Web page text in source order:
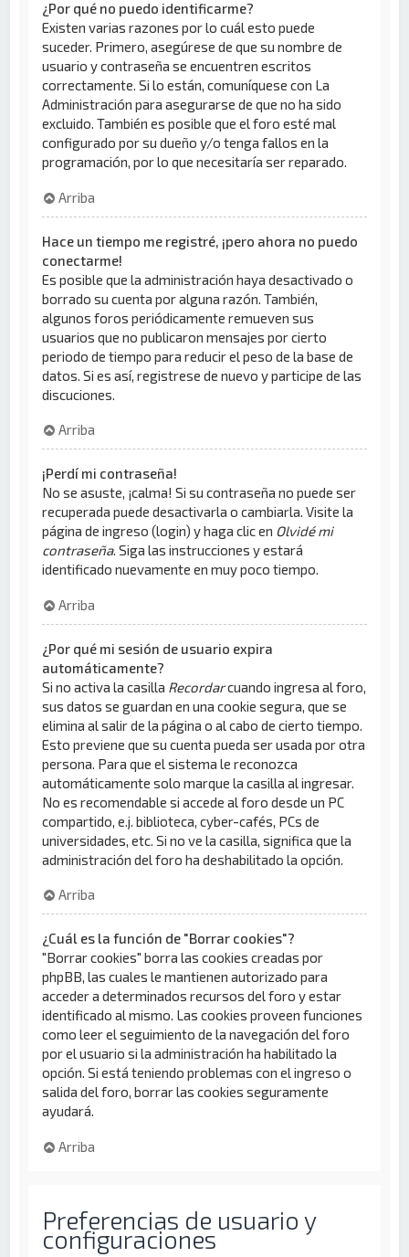
¿Por qué no puedo identificarme?
Existen varias razones por lo cuál esto puede
suceder. Primero, asegúrese de que su nombre de
usuario y contraseña se encuentren escritos
correctamente. Si lo están, comuníquese con La
Administración para asegurarse de que no ha sido
excluido. También es posible que el foro esté mal
configurado por su dueño y/o tenga fallos en la
programación, por lo que necesitaría ser reparado.
Arriba
Hace un tiempo me registré, ¡pero ahora no puedo
conectarme!
Es posible que la administración haya desactivado o
borrado su cuenta por alguna razón. También,
algunos foros periódicamente remueven sus
usuarios que no publicaron mensajes por cierto
periodo de tiempo para reducir el peso de la base de
datos. Si es así, registrese de nuevo y participe de las
discuciones.
Arriba
¡Perdí mi contraseña!
No se asuste, ¡calma! Si su contraseña no puede ser
recuperada puede desactivarla o cambiarla. Visite la
página de ingreso (login) y haga clic en Olvidé mi
contraseña. Siga las instrucciones y estará
identificado nuevamente en muy poco tiempo.
Arriba
¿Por qué mi sesión de usuario expira
automáticamente?
Si no activa la casilla Recordarcuando ingresa al foro,
sus datos se guardan en una cookie segura, que se
elimina al salir de la página o al cabo de cierto tiempo.
Esto previene que su cuenta pueda ser usada por otra
persona. Para que el sistema le reconozca
automáticamente solo marque la casilla al ingresar.
No es recomendable si accede al foro desde un PC
compartido, e.j. biblioteca, cyber-cafés, PCs de
universidades, etc. Si no ve la casilla, significa que la
administración del foro ha deshabilitado la opción.
Arriba
¿Cuál es la función de "Borrar cookies"?
"Borrar cookies" borra las cookies creadas por
phpBB, las cuales le mantienen autorizado para
acceder a determinados recursos del foro y estar
identificado al mismo. Las cookies proveen funciones
como leer el seguimiento de la navegación del foro
por el usuario si la administración ha habilitado la
opción. Si está teniendo problemas con el ingreso o
salida del foro, borrar las cookies seguramente
ayudará.
Arriba
Preferencias de usuario y
configuraciones